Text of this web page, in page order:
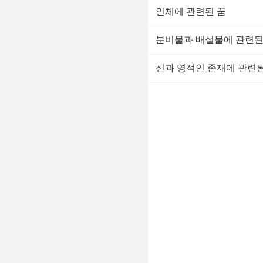
인체에 관련된 꿈
분비물과 배설물에 관련
신과 영적인 존재에 관련